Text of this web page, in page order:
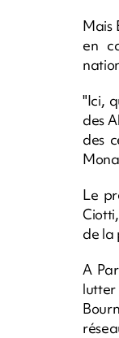
Mais
en
"Ici,
des
des
Le
de la
A